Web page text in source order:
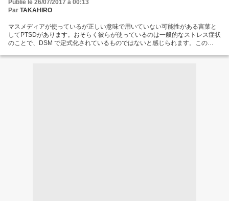
悲劇的なテロリズムが繰り返されてしまったことでしょう。私は社会に最大
をやられては身が持たない、限界的な状況です。...
Publié le 26/07/2017 à 00:13
Par TAKAHIRO
マスメディアが使っているが正しい意味で用いていない可能性がある言葉と
してPTSDがあります。おそらく彼らが使っているのは一般的なストレス症状
のことで、DSM で定式化されているものではないと感じられます。この
脈で出てくるので、意味が合っていないように思われるのです。本来ならこ